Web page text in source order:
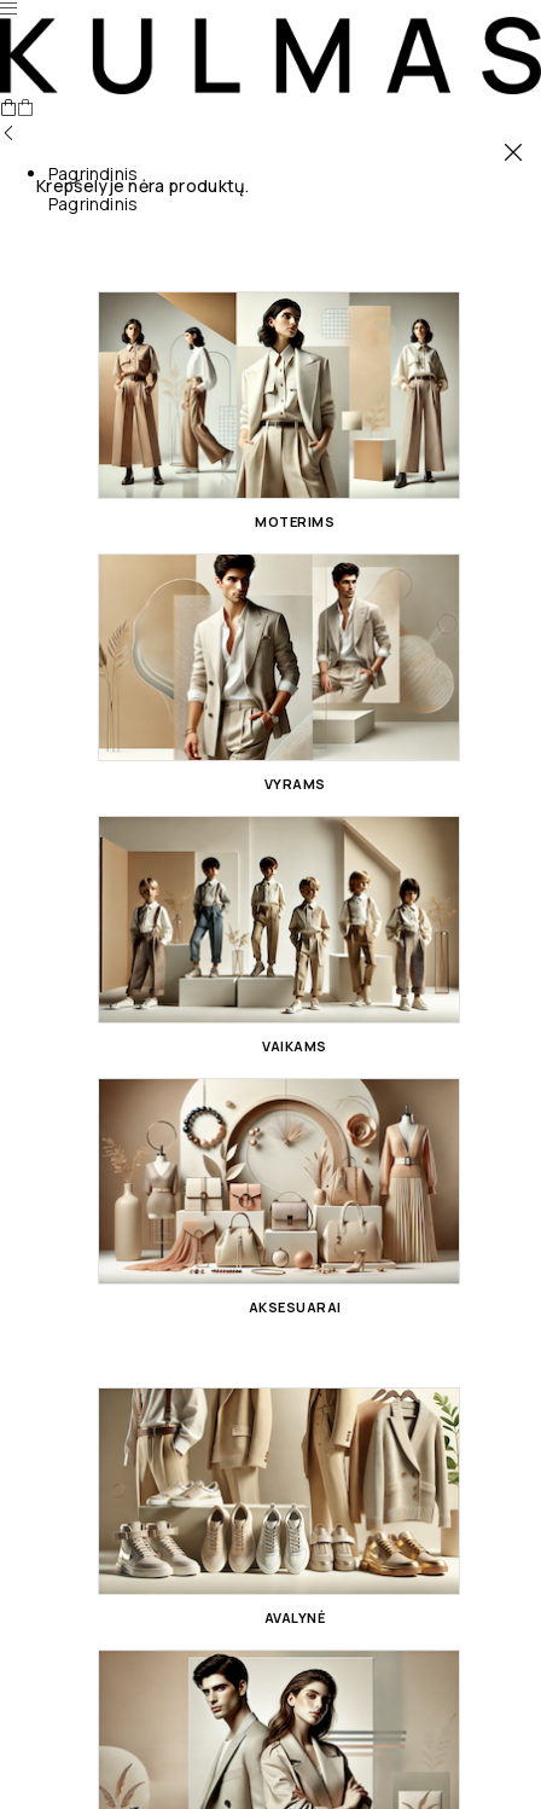
Krepšelyje nėra produktų.
Pagrindinis
Pagrindinis
MOTERIMS
VYRAMS
VAIKAMS
AKSESUARAI
AVALYNĖ